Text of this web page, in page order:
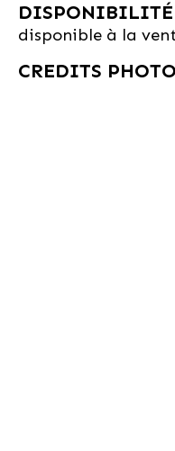
disponible à la
CREDITS